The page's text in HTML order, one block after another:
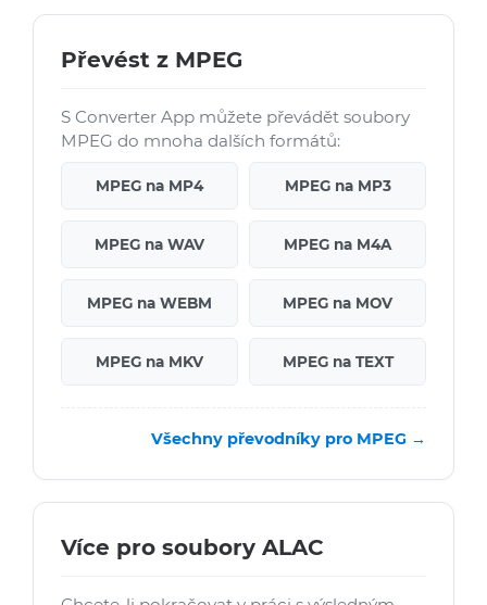
Převést z MPEG
S Converter App můžete převádět soubory
MPEG do mnoha dalších formátů:
MPEG na MP4 MPEG na MP3
MPEG na WAV MPEG na M4A
MPEG na WEBM MPEG na MOV
MPEG na MKV MPEG na TEXT
Všechny převodníky pro MPEG →
Více pro soubory ALAC